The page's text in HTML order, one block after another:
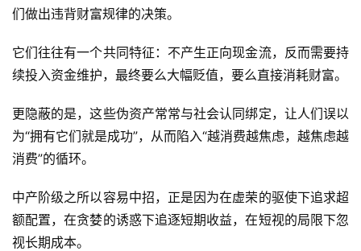
们做出违背财富规律的决策。
它们往往有一个共同特征：不产生正向现金流，反而需要持
续投入资金维护，最终要么大幅贬值，要么直接消耗财富。
更隐蔽的是，这些伪资产常常与社会认同绑定，让人们误以
为“拥有它们就是成功”，从而陷入“越消费越焦虑，越焦虑越
消费”的循环。
中产阶级之所以容易中招，正是因为在虚荣的驱使下追求超
额配置，在贪婪的诱惑下追逐短期收益，在短视的局限下忽
视长期成本。